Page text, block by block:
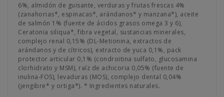
6%, almidón de guisante, verduras y frutas frescas 4%
(zanahorias*, espinacas*, arándanos* y manzana*), aceite
de salmón 1% (fuente de ácidos grasos omega 3 y 6),
Ceratonia siliqua*, fibra vegetal, sustancias minerales,
complejo renal 0,15% (DL-Metionina, extractos de
arándanos y de cítricos), extracto de yuca 0,1%, pack
protector articular 0,1% (condroitina sulfato, glucosamina
clorhidrato y MSM), raíz de achicoria 0,05% (fuente de
inulina-FOS), levaduras (MOS), complejo dental 0,04%
(jengibre* y ortiga*). * Ingredientes naturales.